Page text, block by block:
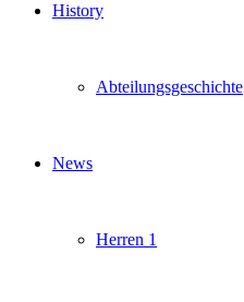
History
Abteilungsgeschichte
News
Herren 1